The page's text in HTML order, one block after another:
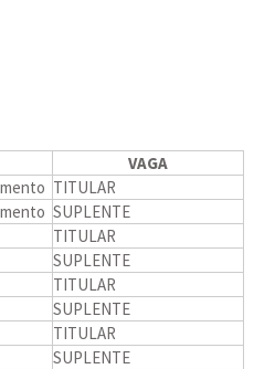
VAGA
TITULAR
SUPLENTE
TITULAR
SUPLENTE
TITULAR
SUPLENTE
TITULAR
SUPLENTE